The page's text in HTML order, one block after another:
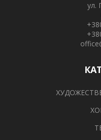
ул.